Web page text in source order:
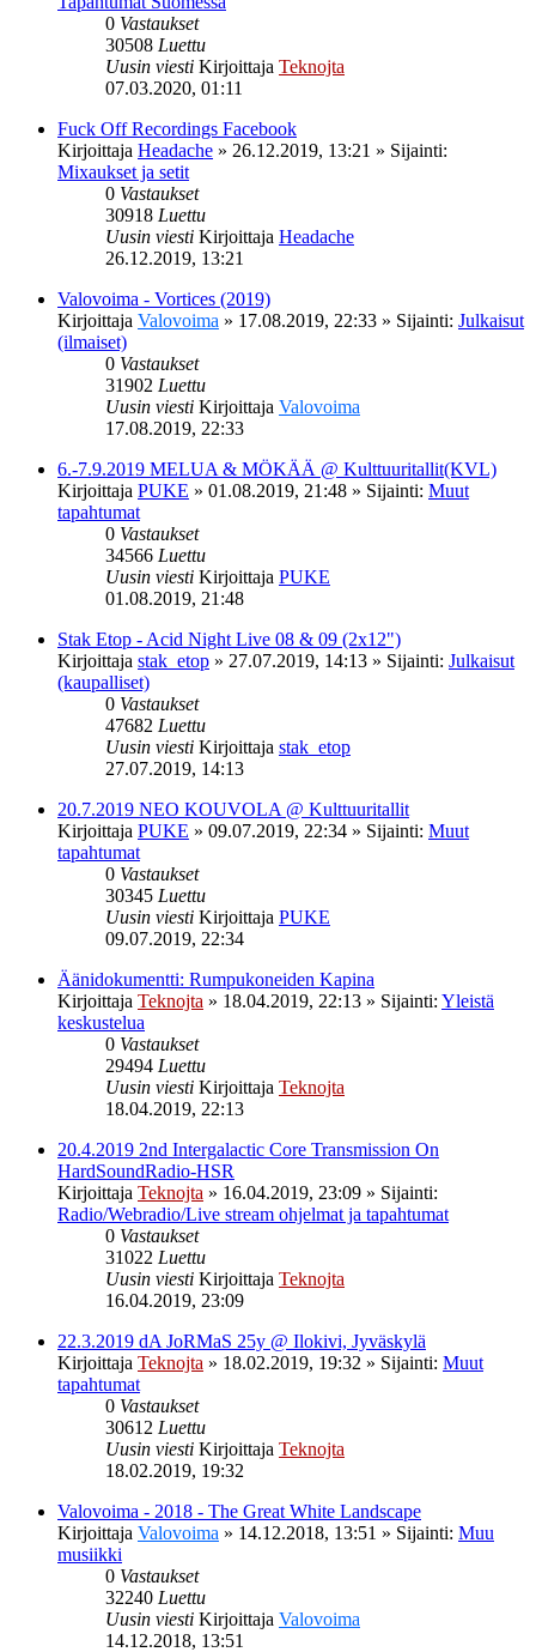
0 Vastaukset
30508 Luettu
Uusin viesti Kirjoittaja Teknojta
07.03.2020, 01:11
Fuck Off Recordings Facebook
Kirjoittaja Headache » 26.12.2019, 13:21 » Sijainti:
Mixaukset ja setit
0 Vastaukset
30918 Luettu
Uusin viesti Kirjoittaja Headache
26.12.2019, 13:21
Valovoima - Vortices (2019)
Kirjoittaja Valovoima » 17.08.2019, 22:33 » Sijainti: Julkaisut
(ilmaiset)
0 Vastaukset
31902 Luettu
Uusin viesti Kirjoittaja Valovoima
17.08.2019, 22:33
6.-7.9.2019 MELUA & MÖKÄÄ @ Kulttuuritallit(KVL)
Kirjoittaja PUKE » 01.08.2019, 21:48 » Sijainti: Muut
tapahtumat
0 Vastaukset
34566 Luettu
Uusin viesti Kirjoittaja PUKE
01.08.2019, 21:48
Stak Etop - Acid Night Live 08 & 09 (2x12")
Kirjoittaja stak_etop » 27.07.2019, 14:13 » Sijainti: Julkaisut
(kaupalliset)
0 Vastaukset
47682 Luettu
Uusin viesti Kirjoittaja stak_etop
27.07.2019, 14:13
20.7.2019 NEO KOUVOLA @ Kulttuuritallit
Kirjoittaja PUKE » 09.07.2019, 22:34 » Sijainti: Muut
tapahtumat
0 Vastaukset
30345 Luettu
Uusin viesti Kirjoittaja PUKE
09.07.2019, 22:34
Äänidokumentti: Rumpukoneiden Kapina
Kirjoittaja Teknojta » 18.04.2019, 22:13 » Sijainti: Yleistä
keskustelua
0 Vastaukset
29494 Luettu
Uusin viesti Kirjoittaja Teknojta
18.04.2019, 22:13
20.4.2019 2nd Intergalactic Core Transmission On
HardSoundRadio-HSR
Kirjoittaja Teknojta » 16.04.2019, 23:09 » Sijainti:
Radio/Webradio/Live stream ohjelmat ja tapahtumat
0 Vastaukset
31022 Luettu
Uusin viesti Kirjoittaja Teknojta
16.04.2019, 23:09
22.3.2019 dA JoRMaS 25y @ Ilokivi, Jyväskylä
Kirjoittaja Teknojta » 18.02.2019, 19:32 » Sijainti: Muut
tapahtumat
0 Vastaukset
30612 Luettu
Uusin viesti Kirjoittaja Teknojta
18.02.2019, 19:32
Valovoima - 2018 - The Great White Landscape
Kirjoittaja Valovoima » 14.12.2018, 13:51 » Sijainti: Muu
musiikki
0 Vastaukset
32240 Luettu
Uusin viesti Kirjoittaja Valovoima
14.12.2018, 13:51